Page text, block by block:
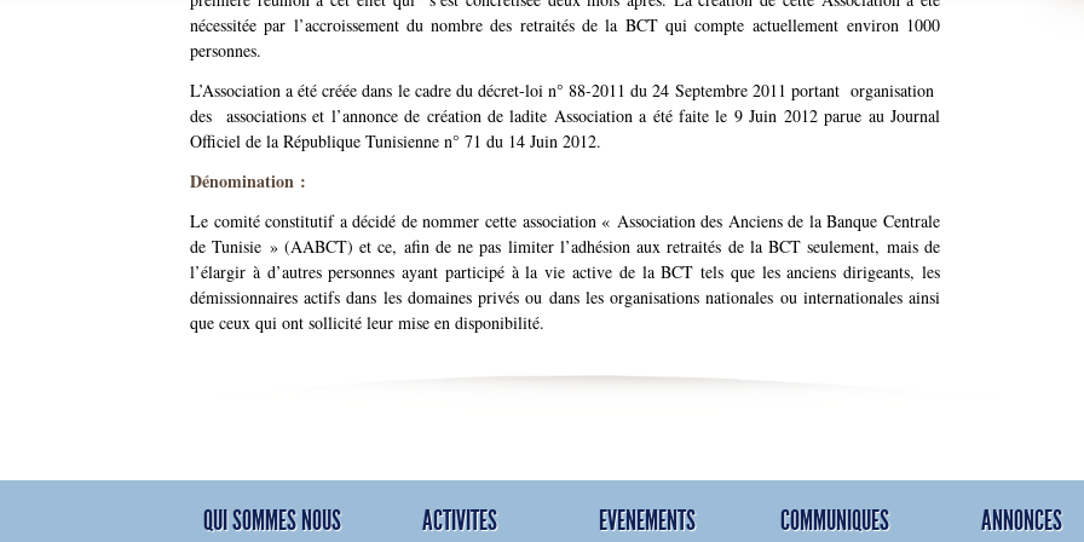
nécessitée par l’accroissement du nombre des retraités de la BCT qui compte actuellement environ 1000
personnes.
L’Association a été créée dans le cadre du décret-loi n° 88-2011 du 24 Septembre 2011 portant organisation
des associations et l’annonce de création de ladite Association a été faite le 9 Juin 2012 parue au Journal
Officiel de la République Tunisienne n° 71 du 14 Juin 2012.
Dénomination :
Le comité constitutif a décidé de nommer cette association « Association des Anciens de la Banque Centrale
de Tunisie » (AABCT) et ce, afin de ne pas limiter l’adhésion aux retraités de la BCT seulement, mais de
l’élargir à d’autres personnes ayant participé à la vie active de la BCT tels que les anciens dirigeants, les
démissionnaires actifs dans les domaines privés ou dans les organisations nationales ou internationales ainsi
que ceux qui ont sollicité leur mise en disponibilité.
QUI SOMMES NOUS ACTIVITES EVENEMENTS COMMUNIQUES ANNONCES